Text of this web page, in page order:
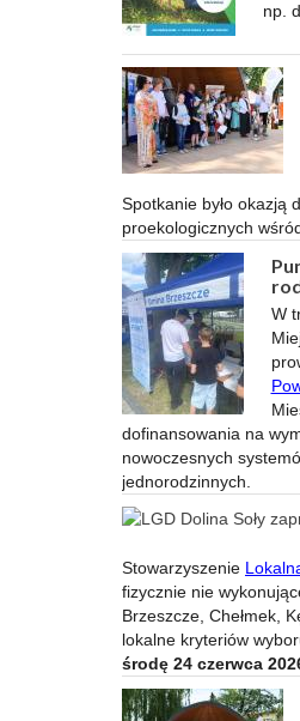
np.
Spotkanie było okazją
proekologicznych
W
dofinansowania na
nowoczesnych
jednorodzinnych.
Stowarzyszenie
fizycznie nie
Brzeszcze, Chełmek,
lokalne kryteriów
środę 24 czerwca